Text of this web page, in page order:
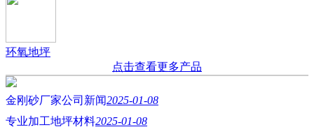
环氧地坪
点击查看更多产品
金刚砂厂家公司新闻2025-01-08
专业加工地坪材料2025-01-08